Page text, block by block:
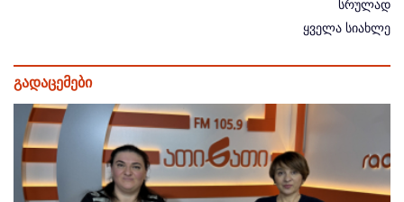
სრულად
ყველა სიახლე
გადაცემები